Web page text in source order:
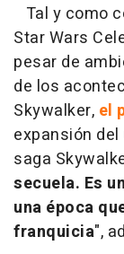
Tal y como
Star Wars
pesar de
de los
Skywalker, el
expansión
saga
secuela. Es
una época
franquicia",